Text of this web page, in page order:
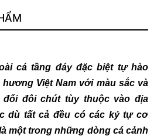
cá tầng đáy đặc biệt tự hào
Việt Nam với màu sắc và
đôi chút tùy thuộc vào địa
dù tất cả đều có các ký tự cơ
một trong những dòng cá cảnh